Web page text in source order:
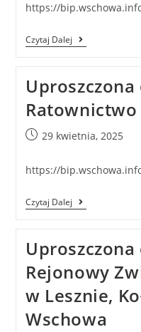
https://
Czytaj Dalej
Ratownictwo
29 kwietnia, 2025
https://
Czytaj Dalej
Rejonowy
w Lesznie,
Wschowa